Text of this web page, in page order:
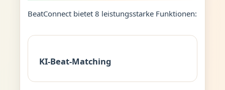
BeatConnect bietet 8 leistungsstarke Funktionen:
KI-Beat-Matching